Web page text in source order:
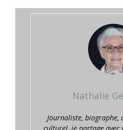
Nathalie
Journaliste,